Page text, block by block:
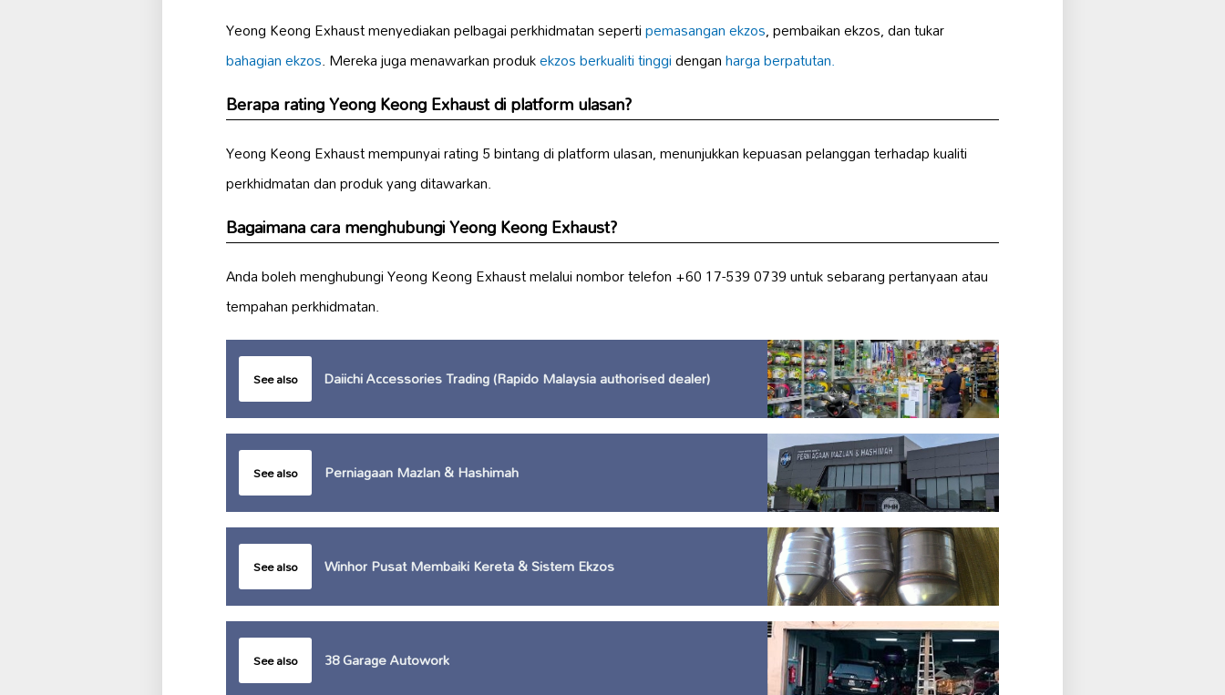
Yeong Keong Exhaust menyediakan pelbagai perkhidmatan sepertipemasangan ekzos, pembaikan ekzos, dan tukar
bahagian ekzos. Mereka juga menawarkan produkekzos berkualiti tinggidenganharga berpatutan.
Berapa rating Yeong Keong Exhaust di platform ulasan?
Yeong Keong Exhaust mempunyai rating 5 bintang di platform ulasan, menunjukkan kepuasan pelanggan terhadap kualiti
perkhidmatan dan produk yang ditawarkan.
Bagaimana cara menghubungi Yeong Keong Exhaust?
Anda boleh menghubungi Yeong Keong Exhaust melalui nombor telefon +60 17-539 0739 untuk sebarang pertanyaan atau
tempahan perkhidmatan.
See also Daiichi Accessories Trading (Rapido Malaysia authorised dealer)
See also Perniagaan Mazlan & Hashimah
See also Winhor Pusat Membaiki Kereta & Sistem Ekzos
See also 38 Garage Autowork